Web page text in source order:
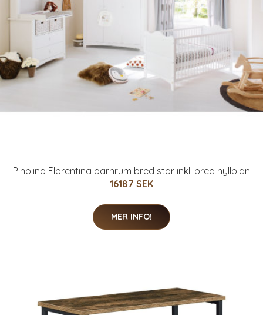
Pinolino Florentina barnrum bred stor inkl. bred hyllplan
16187 SEK
MER INFO!